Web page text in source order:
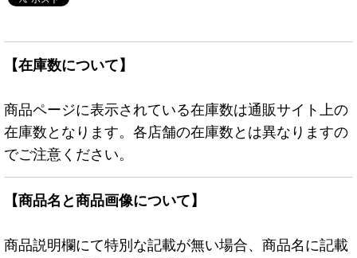
【在庫数について】
商品ページに表示されている在庫数は通販サイト上の
在庫数となります。各店舗の在庫数とは異なりますの
でご注意ください。
【商品名と商品画像について】
商品説明欄にて特別な記載が無い場合、商品名に記載